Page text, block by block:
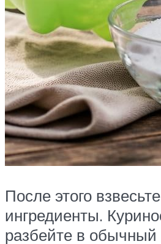
После этого
ингредиенты.
разбейте в обычный